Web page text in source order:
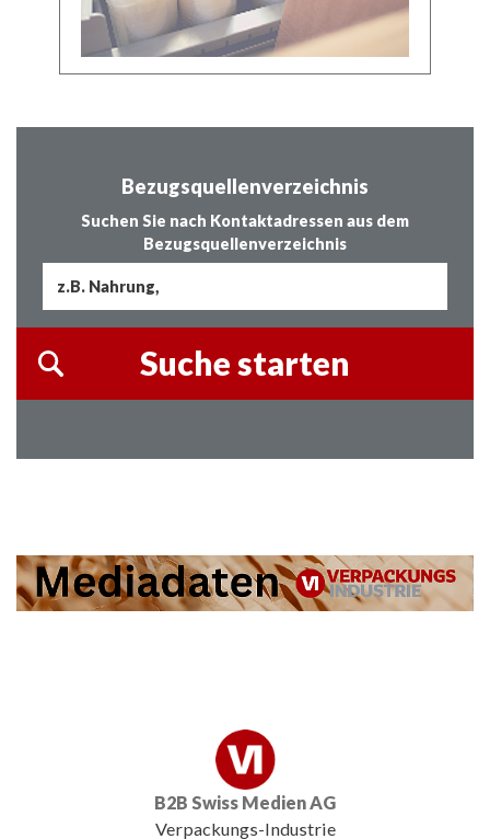
Bezugsquellenverzeichnis
Suchen Sie nach Kontaktadressen aus dem
Bezugsquellenverzeichnis
B2B Swiss Medien AG
Verpackungs-Industrie